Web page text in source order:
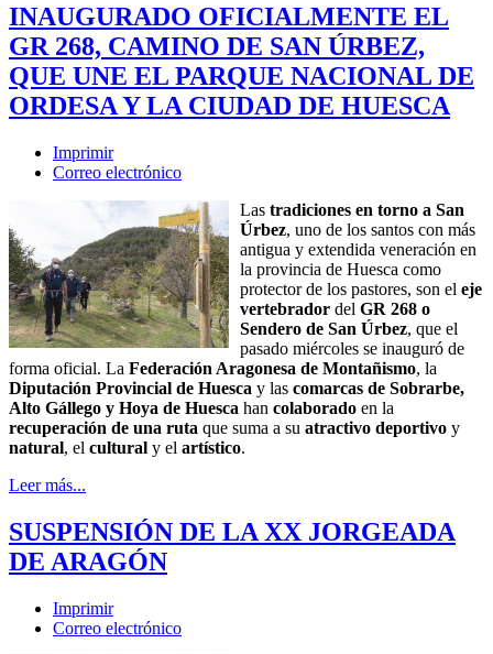
INAUGURADO OFICIALMENTE EL
GR 268, CAMINO DE SAN ÚRBEZ,
QUE UNE EL PARQUE NACIONAL DE
ORDESA Y LA CIUDAD DE HUESCA
Imprimir
Correo electrónico
Las tradiciones en torno a San
Úrbez, uno de los santos con más
antigua y extendida veneración en
la provincia de Huesca como
protector de los pastores, son el eje
vertebrador del GR 268 o
Sendero de San Úrbez, que el
pasado miércoles se inauguró de
forma oficial. La Federación Aragonesa de Montañismo, la
Diputación Provincial de Huesca y las comarcas de Sobrarbe,
Alto Gállego y Hoya de Huesca han colaborado en la
recuperación de una ruta que suma a su atractivo deportivo y
natural, el cultural y el artístico.
Leer más...
SUSPENSIÓN DE LA XX JORGEADA
DE ARAGÓN
Imprimir
Correo electrónico